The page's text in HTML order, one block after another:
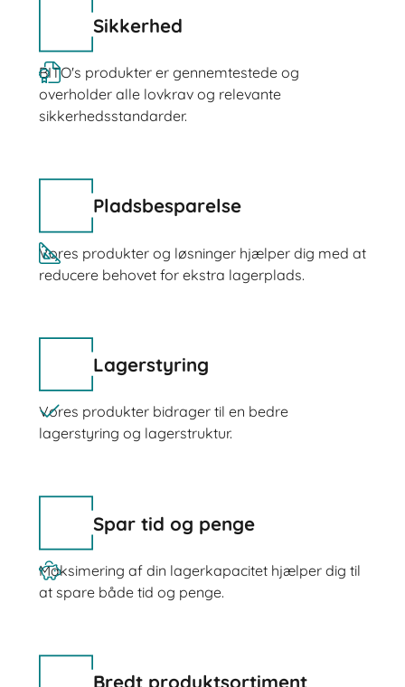
Sikkerhed
BITO's produkter er gennemtestede og
overholder alle lovkrav og relevante
sikkerhedsstandarder.
Pladsbesparelse
Vores produkter og løsninger hjælper dig med at
reducere behovet for ekstra lagerplads.
Lagerstyring
Vores produkter bidrager til en bedre
lagerstyring og lagerstruktur.
Spar tid og penge
Maksimering af din lagerkapacitet hjælper dig til
at spare både tid og penge.
Bredt produktsortiment